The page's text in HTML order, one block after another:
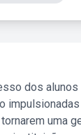
dos
uma